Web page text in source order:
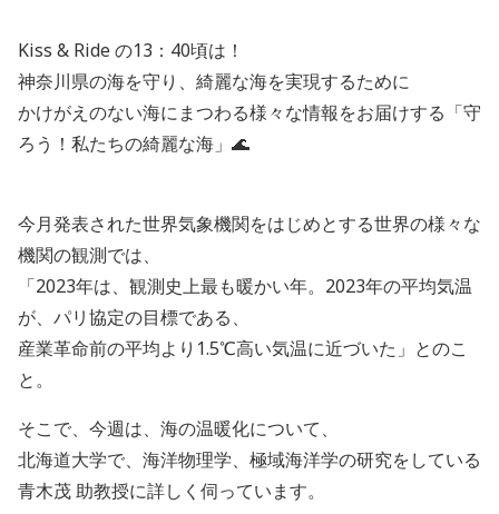
Kiss & Ride の13：40頃は！
神奈川県の海を守り、綺麗な海を実現するために
かけがえのない海にまつわる様々な情報をお届けする「守
ろう！私たちの綺麗な海」🌊
今月発表された世界気象機関をはじめとする世界の様々な
機関の観測では、
「2023年は、観測史上最も暖かい年。2023年の平均気温
が、パリ協定の目標である、
産業革命前の平均より1.5℃高い気温に近づいた」とのこ
と。
そこで、今週は、海の温暖化について、
北海道大学で、海洋物理学、極域海洋学の研究をしている
青木茂 助教授に詳しく伺っています。